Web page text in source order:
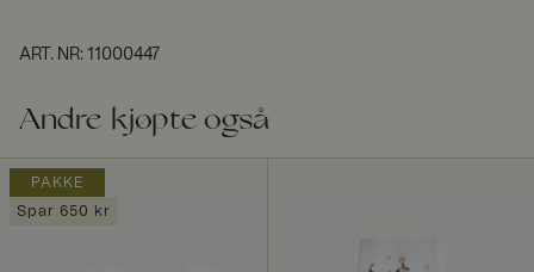
ART. NR: 11000447
Andre kjøpte også
PAKKE
Spar 650 kr